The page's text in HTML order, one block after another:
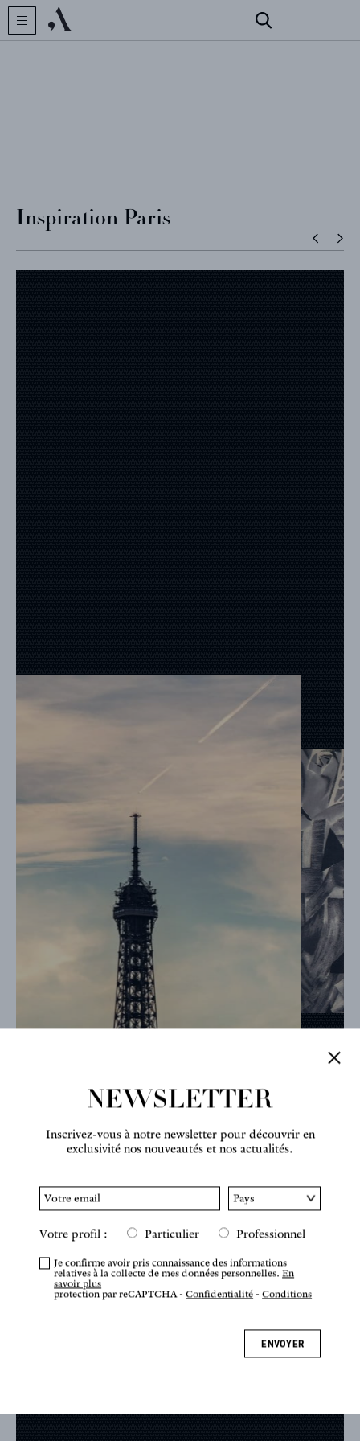
ARCHIVES
Inspiration Paris
NEWSLETTER
Inscrivez-vous à notre newsletter pour découvrir en
exclusivité nos nouveautés et nos actualités.
Votre profil : Particulier Professionnel
Je confirme avoir pris connaissance des informations
relatives à la collecte de mes données personnelles.En
savoir plus
protection par reCAPTCHA -Confidentialité -Conditions
ENVOYER